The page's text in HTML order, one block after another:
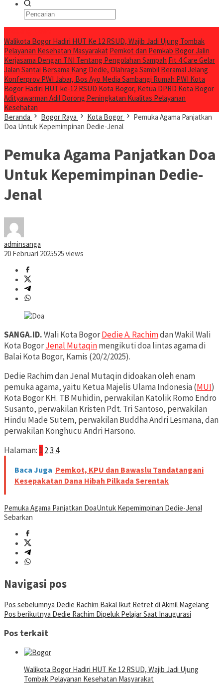
Walikota Bogor Hadiri HUT Ke 12 RSUD, Wajib Jadi Ujung Tombak
Pelayanan Kesehatan Masyarakat Pemkot dan Pemkab Bogor Jalin
Kerjasama Dengan TNI Tentang Pengolahan Sampah Fit 4 Care Gelar
Jalan Santai Bersama Kang Dedie, Olahraga Sambil BeramalJelang
Konferprov PWI Jabar, Bos Ayo Media Sambangi Rumah PWI Kota
Bogor Hadiri HUT ke-12 RSUD Kota Bogor, Ketua DPRD Kota Bogor
Adityawarman Adil Dorong Peningkatan Kualitas Pelayanan
Kesehatan
Beranda
Bogor Raya Kota Bogor
Pemuka Agama Panjatkan
Doa Untuk Kepemimpinan Dedie-Jenal
Pemuka Agama Panjatkan Doa
Untuk Kepemimpinan Dedie-
Jenal
adminsanga
20 Februari 2025525 views
SANGA.ID.Wali Kota BogorDedie A. Rachimdan Wakil Wali
Kota BogorJenal Mutaqinmengikuti doa lintas agama di
Balai Kota Bogor, Kamis (20/2/2025).
Dedie Rachim dan Jenal Mutaqin didoakan oleh enam
pemuka agama, yaitu Ketua Majelis Ulama Indonesia (MUI)
Kota Bogor KH. TB Muhidin, perwakilan Katolik Romo Endro
Susanto, perwakilan Kristen Pdt. Tri Santoso, perwakilan
Hindu Made Sutem, perwakilan Buddha Andri Lesmana, dan
perwakilan Konghucu Andri Harsono.
Halaman: 1 23 4
Baca Juga Pemkot, KPU dan Bawaslu Tandatangani
Kesepakatan Dana Hibah Pilkada Serentak
Pemuka Agama Panjatkan DoaUntuk Kepemimpinan Dedie-Jenal
Sebarkan
Navigasi pos
Pos sebelumnya Dedie Rachim Bakal Ikut Retret di Akmil Magelang
Pos berikutnya Dedie Rachim Dipeluk Pelajar Saat Inaugurasi
Pos terkait
Walikota Bogor Hadiri HUT Ke 12 RSUD, Wajib Jadi Ujung
Tombak Pelayanan Kesehatan Masyarakat